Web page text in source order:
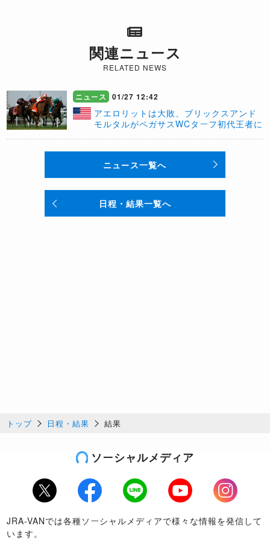
関連ニュース
RELATED NEWS
ニュース 01/27 12:42
アエロリットは大敗、ブリックスアンド
モルタルがペガサスWCターフ初代王者に
ニュース一覧へ
日程・結果一覧へ
トップ 日程・結果 結果
ソーシャルメディア
Twitter Facebook LINE Youtube
Instagram
JRA-VANでは各種ソーシャルメディアで様々な情報を発信して
います。